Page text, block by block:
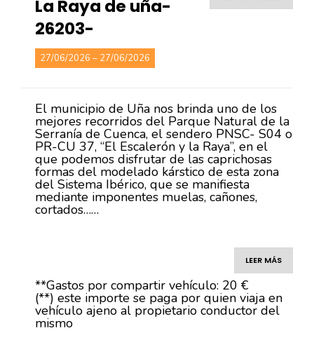
La Raya de uña-
26203-
27/06/2026 – 27/06/2026
El municipio de Uña nos brinda uno de los
mejores recorridos del Parque Natural de la
Serranía de Cuenca, el sendero PNSC- S04 o
PR-CU 37, “El Escalerón y la Raya”, en el
que podemos disfrutar de las caprichosas
formas del modelado kárstico de esta zona
del Sistema Ibérico, que se manifiesta
mediante imponentes muelas, cañones,
cortados……
LEER MÁS
**Gastos por compartir vehículo: 20 €
(**) este importe se paga por quien viaja en
vehículo ajeno al propietario conductor del
mismo